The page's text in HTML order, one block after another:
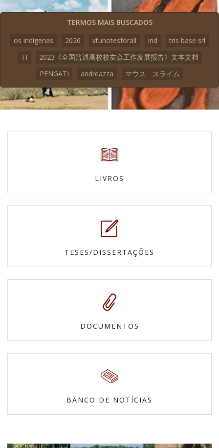
TERMOS MAIS BUSCADOS
os indigenas
2026 vtunotesforall ind
tris base srl
TI
2023《全国普通高校校友会工作发展报告》文本文档
PENGATI
andreazza マウス スライム
LIVROS
TESES/DISSERTAÇÕES
DOCUMENTOS
BANCO DE NOTÍCIAS